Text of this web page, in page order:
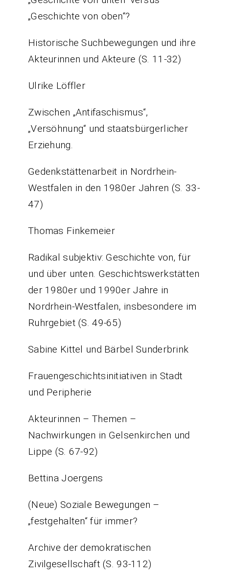
„Geschichte von oben“?
Historische Suchbewegungen und ihre
Akteurinnen und Akteure (S. 11-32)
Ulrike Löffler
Zwischen „Antifaschismus“,
„Versöhnung“ und staatsbürgerlicher
Erziehung.
Gedenkstättenarbeit in Nordrhein-
Westfalen in den 1980er Jahren (S. 33-
47)
Thomas Finkemeier
Radikal subjektiv: Geschichte von, für
und über unten. Geschichtswerkstätten
der 1980er und 1990er Jahre in
Nordrhein-Westfalen, insbesondere im
Ruhrgebiet (S. 49-65)
Sabine Kittel und Bärbel Sunderbrink
Frauengeschichtsinitiativen in Stadt
und Peripherie
Akteurinnen – Themen –
Nachwirkungen in Gelsenkirchen und
Lippe (S. 67-92)
Bettina Joergens
(Neue) Soziale Bewegungen –
„festgehalten“ für immer?
Archive der demokratischen
Zivilgesellschaft (S. 93-112)